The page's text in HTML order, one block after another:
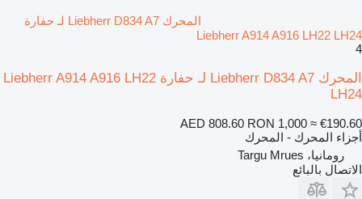
المحرك Liebherr D834 A7 لـ حفارة
Liebherr A914 A916 LH22 LH24
4
المحرك Liebherr D834 A7 لـ حفارة Liebherr A914 A916 LH22
LH24
AED 808.60 RON 1,000 ≈ €190.60
أجزاء المحرك - المحرك
رومانيا، Targu Mrues
الاتصال بالبائع